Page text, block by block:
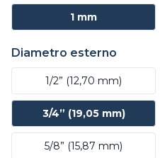
1 mm
Diametro esterno
1/2” (12,70 mm)
3/4” (19,05 mm)
5/8” (15,87 mm)